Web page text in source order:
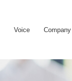
Voice Company